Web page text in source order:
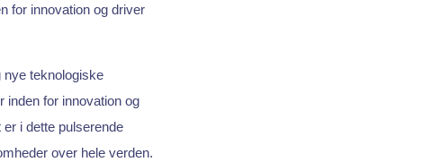
for innovation og driver
nye teknologiske
inden for innovation og
i dette pulserende
over hele verden.